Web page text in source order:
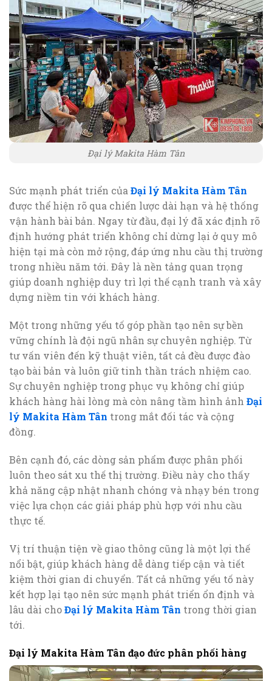
Đại lý Makita Hàm Tân
Sức mạnh phát triển củaĐại lý Makita Hàm Tân
được thể hiện rõ qua chiến lược dài hạn và hệ thống
vận hành bài bản. Ngay từ đầu, đại lý đã xác định rõ
định hướng phát triển không chỉ dừng lại ở quy mô
hiện tại mà còn mở rộng, đáp ứng nhu cầu thị trường
trong nhiều năm tới. Đây là nền tảng quan trọng
giúp doanh nghiệp duy trì lợi thế cạnh tranh và xây
dựng niềm tin với khách hàng.
Một trong những yếu tố góp phần tạo nên sự bền
vững chính là đội ngũ nhân sự chuyên nghiệp. Từ
tư vấn viên đến kỹ thuật viên, tất cả đều được đào
tạo bài bản và luôn giữ tinh thần trách nhiệm cao.
Sự chuyên nghiệp trong phục vụ không chỉ giúp
khách hàng hài lòng mà còn nâng tầm hình ảnh Đại
lý Makita Hàm Tân trong mắt đối tác và cộng
đồng.
Bên cạnh đó, các dòng sản phẩm được phân phối
luôn theo sát xu thế thị trường. Điều này cho thấy
khả năng cập nhật nhanh chóng và nhạy bén trong
việc lựa chọn các giải pháp phù hợp với nhu cầu
thực tế.
Vị trí thuận tiện về giao thông cũng là một lợi thế
nổi bật, giúp khách hàng dễ dàng tiếp cận và tiết
kiệm thời gian di chuyển. Tất cả những yếu tố này
kết hợp lại tạo nên sức mạnh phát triển ổn định và
lâu dài choĐại lý Makita Hàm Tân trong thời gian
tới.
Đại lý Makita Hàm Tân đạo đức phân phối hàng